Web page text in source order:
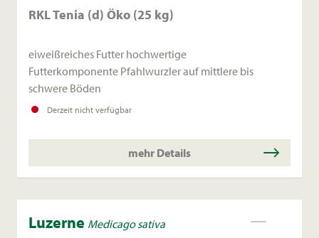
RKL Tenia (d) Öko (25 kg)
eiweißreiches Futter hochwertige
Futterkomponente Pfahlwurzler auf mittlere bis
schwere Böden
Derzeit nicht verfügbar
mehr Details
Luzerne Medicago sativa